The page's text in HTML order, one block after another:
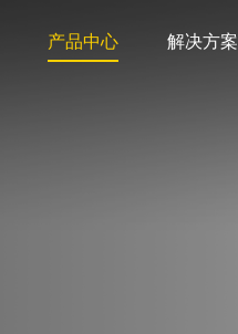
产品中心 解决方案